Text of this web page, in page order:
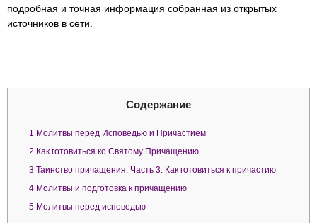
подробная и точная информация собранная из открытых
источников в сети.
Содержание
1 Молитвы перед Исповедью и Причастием
2 Как готовиться ко Святому Причащению
3 Таинство причащения. Часть 3. Как готовиться к причастию
4 Молитвы и подготовка к причащению
5 Молитвы перед исповедью